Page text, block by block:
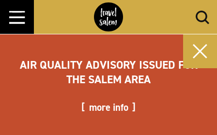
Ir al contenido
AIR QUALITY ADVISORY ISSUED FOR
THE SALEM AREA
more info